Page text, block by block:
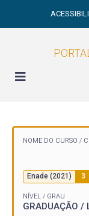
NOME DO CURSO /
Enade (2021) 3
NÍVEL / GRAU
GRADUAÇÃO /